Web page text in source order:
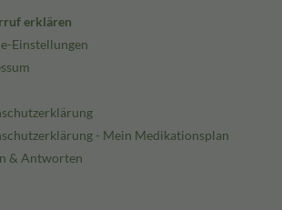
erklären
Einstellungen
- Mein Medikationsplan
& Antworten